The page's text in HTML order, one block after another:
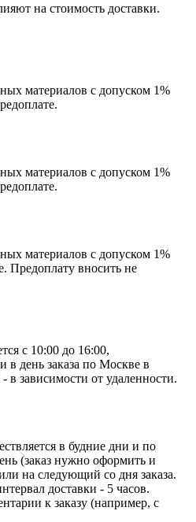
на стоимость доставки.
материалов с допуском 1%
материалов с допуском 1%
материалов с допуском 1%
Предоплату вносить не
с 10:00 до 16:00,
в день заказа по Москве в
в зависимости от удаленности.
в будние дни и по
(заказ нужно оформить и
на следующий со дня заказа.
доставки - 5 часов.
к заказу (например, с